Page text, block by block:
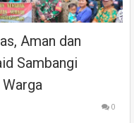
Aman dan
Sambangi
0